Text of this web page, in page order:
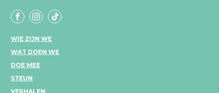
WIE ZIJN WE
WAT DOEN WE
DOE MEE
STEUN
VERHALEN